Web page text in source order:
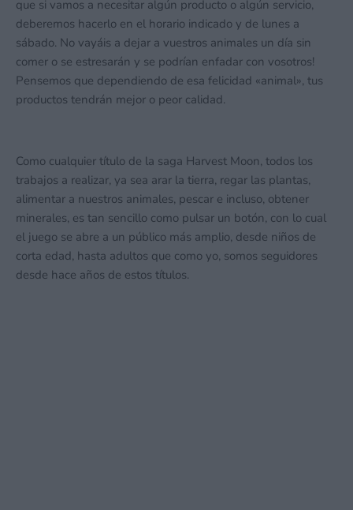
que si vamos a necesitar algún producto o algún servicio,
deberemos hacerlo en el horario indicado y de lunes a
sábado. No vayáis a dejar a vuestros animales un día sin
comer o se estresarán y se podrían enfadar con vosotros!
Pensemos que dependiendo de esa felicidad «animal», tus
productos tendrán mejor o peor calidad.
Como cualquier título de la saga Harvest Moon, todos los
trabajos a realizar, ya sea arar la tierra, regar las plantas,
alimentar a nuestros animales, pescar e incluso, obtener
minerales, es tan sencillo como pulsar un botón, con lo cual
el juego se abre a un público más amplio, desde niños de
corta edad, hasta adultos que como yo, somos seguidores
desde hace años de estos títulos.